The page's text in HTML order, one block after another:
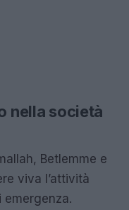
nella società
Betlemme e
viva l’attività
emergenza.